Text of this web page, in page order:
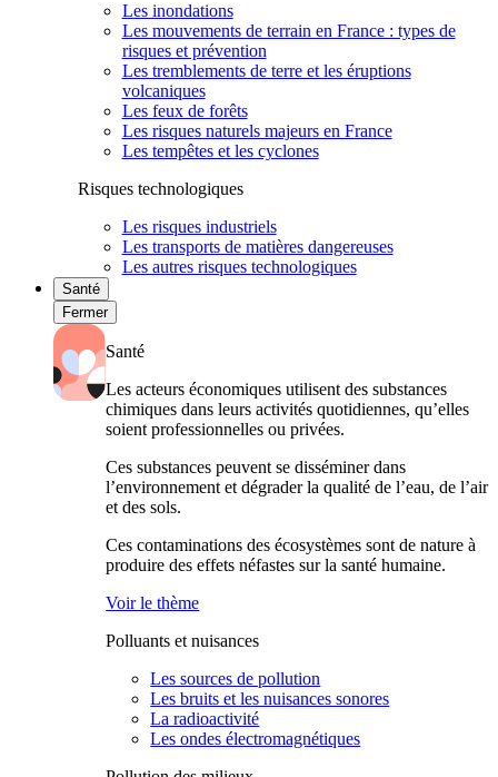
Les inondations
Les mouvements de terrain en France : types de
risques et prévention
Les tremblements de terre et les éruptions
volcaniques
Les feux de forêts
Les risques naturels majeurs en France
Les tempêtes et les cyclones
Risques technologiques
Les risques industriels
Les transports de matières dangereuses
Les autres risques technologiques
Santé
Fermer
Santé
Les acteurs économiques utilisent des substances
chimiques dans leurs activités quotidiennes, qu’elles
soient professionnelles ou privées.
Ces substances peuvent se disséminer dans
l’environnement et dégrader la qualité de l’eau, de l’air
et des sols.
Ces contaminations des écosystèmes sont de nature à
produire des effets néfastes sur la santé humaine.
Voir le thème
Polluants et nuisances
Les sources de pollution
Les bruits et les nuisances sonores
La radioactivité
Les ondes électromagnétiques